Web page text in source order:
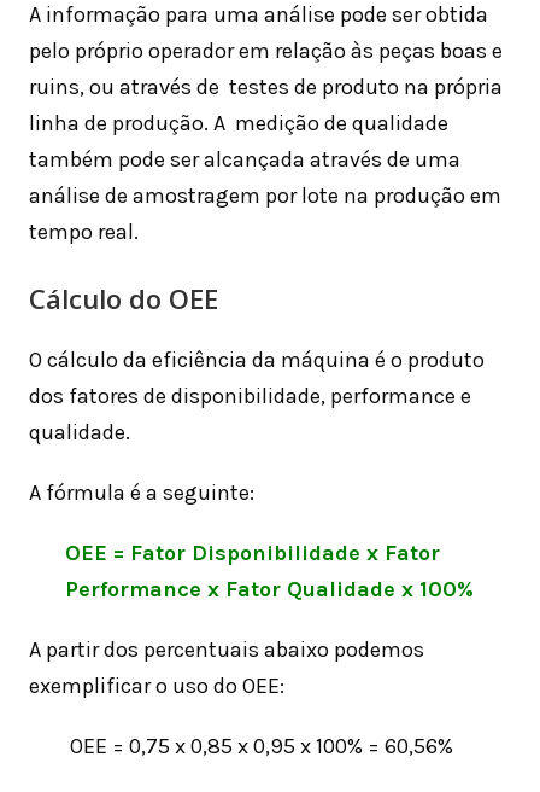
A informação para uma análise pode ser obtida
pelo próprio operador em relação às peças boas e
ruins, ou através de testes de produto na própria
linha de produção. A medição de qualidade
também pode ser alcançada através de uma
análise de amostragem por lote na produção em
tempo real.
Cálculo do OEE
O cálculo da eficiência da máquina é o produto
dos fatores de disponibilidade, performance e
qualidade.
A fórmula é a seguinte:
OEE = Fator Disponibilidade x Fator
Performance x Fator Qualidade x 100%
A partir dos percentuais abaixo podemos
exemplificar o uso do OEE:
OEE = 0,75 x 0,85 x 0,95 x 100% = 60,56%